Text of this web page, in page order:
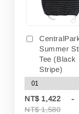
Summer
Tee (Black
Stripe)
NT$ 1,422
NT$ 1,580
-